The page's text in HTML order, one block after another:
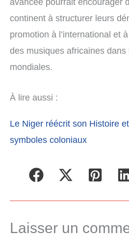
continent à structurer leurs
promotion à l’international et
des musiques africaines
mondiales.
À lire aussi :
Le Niger réécrit son Histoire
symboles coloniaux
Laisser un